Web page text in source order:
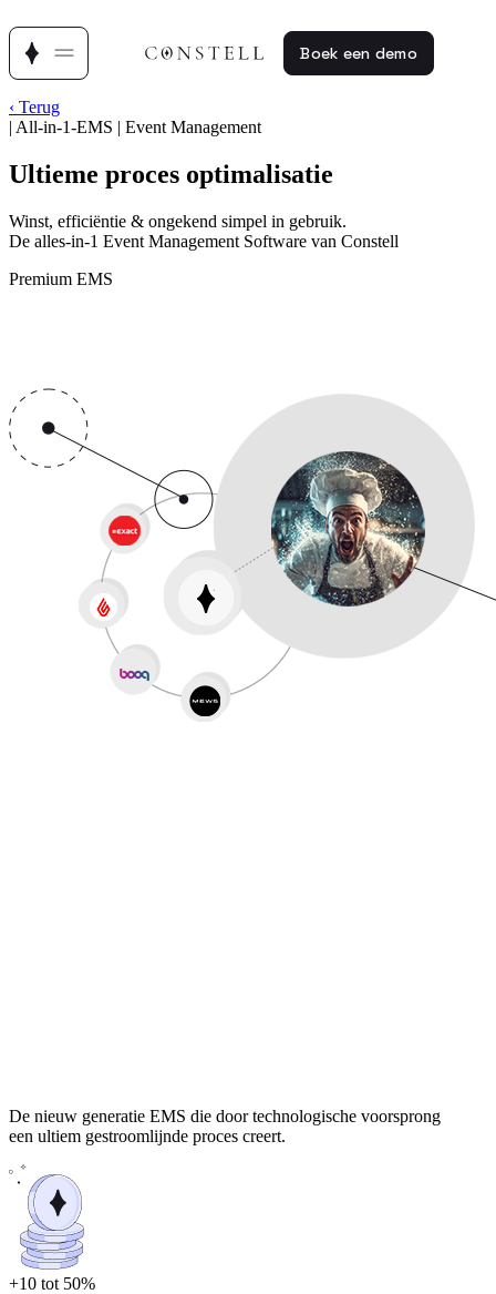
Boek een demo
‹ Terug
| All-in-1-EMS | Event Management
Ultieme proces optimalisatie
Winst, efficiëntie & ongekend simpel in gebruik.
De alles-in-1 Event Management Software van Constell
Premium EMS
De nieuw generatie EMS die door technologische voorsprong
een ultiem gestroomlijnde proces creert.
+10 tot 50%